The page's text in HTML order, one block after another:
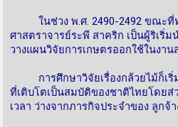
ในช่วง พ.ศ. 2490-2492 ขณะที่
ศาสตราจารย์ระพี สาคริก เป็นผู้ริเริ่
วางแผนวิจัยการเกษตรออกใช้ในงาน
การศึกษาวิจัยเรื่องกล้วยไม้ก็เริ่
ที่เติบโตเป็นสมบัติของชาติไทยโดย
เวลา ว่างจากภารกิจประจำของ ลูก